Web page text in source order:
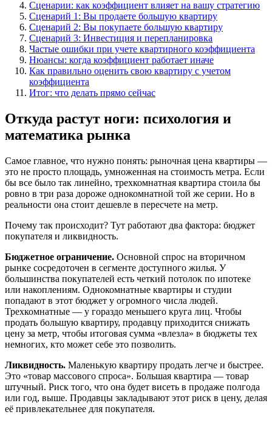
Сценарии: как коэффициент влияет на вашу стратегию
Сценарий 1: Вы продаете большую квартиру
Сценарий 2: Вы покупаете большую квартиру
Сценарий 3: Инвестиция и перепланировка
Частые ошибки при учете квартирного коэффициента
Нюансы: когда коэффициент работает иначе
Как правильно оценить свою квартиру с учетом
коэффициента
Итог: что делать прямо сейчас
Откуда растут ноги: психология и
математика рынка
Самое главное, что нужно понять: рыночная цена квартиры —
это не просто площадь, умноженная на стоимость метра. Если
бы все было так линейно, трехкомнатная квартира стоила бы
ровно в три раза дороже однокомнатной той же серии. Но в
реальности она стоит дешевле в пересчете на метр.
Почему так происходит? Тут работают два фактора: бюджет
покупателя и ликвидность.
Бюджетное ограничение. Основной спрос на вторичном
рынке сосредоточен в сегменте доступного жилья. У
большинства покупателей есть четкий потолок по ипотеке
или накоплениям. Однокомнатные квартиры и студии
попадают в этот бюджет у огромного числа людей.
Трехкомнатные — у гораздо меньшего круга лиц. Чтобы
продать большую квартиру, продавцу приходится снижать
цену за метр, чтобы итоговая сумма «влезла» в бюджеты тех
немногих, кто может себе это позволить.
Ликвидность. Маленькую квартиру продать легче и быстрее.
Это «товар массового спроса». Большая квартира — товар
штучный. Риск того, что она будет висеть в продаже полгода
или год, выше. Продавцы закладывают этот риск в цену, делая
её привлекательнее для покупателя.